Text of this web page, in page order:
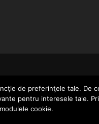
HOME CONTACT
de preferinţele tale. De
pentru interesele tale.
cookie.